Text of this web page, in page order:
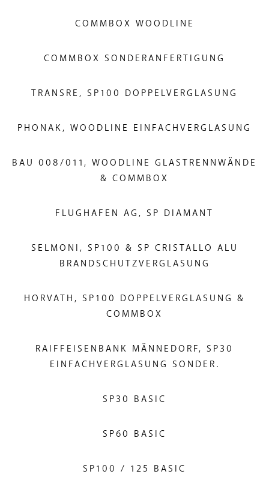
COMMBOX WOODLINE
COMMBOX SONDERANFERTIGUNG
TRANSRE, SP100 DOPPELVERGLASUNG
PHONAK, WOODLINE EINFACHVERGLASUNG
BAU 008/011, WOODLINE GLASTRENNWÄNDE
& COMMBOX
FLUGHAFEN AG, SP DIAMANT
SELMONI, SP100 & SP CRISTALLO ALU
BRANDSCHUTZVERGLASUNG
HORVATH, SP100 DOPPELVERGLASUNG &
COMMBOX
RAIFFEISENBANK MÄNNEDORF, SP30
EINFACHVERGLASUNG SONDER.
SP30 BASIC
SP60 BASIC
SP100 / 125 BASIC